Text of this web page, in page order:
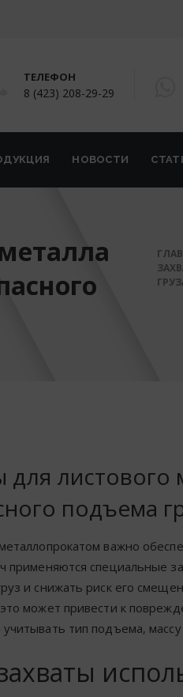
ТЕЛЕФОН
8 (423) 208-29-29
НОВОСТИ
для
подъема
важно
применяются специальные
и снижать риск его
может привести к
тип подъема, массу